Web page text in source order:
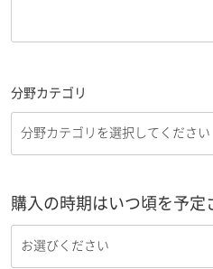
分野カテゴリ
購入の時期はいつ頃を予定